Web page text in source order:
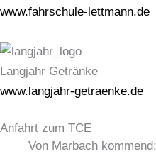
www.fahrschule-lettmann.de
Langjahr Getränke
www.langjahr-getraenke.de
Anfahrt zum TCE
Von Marbach kommend: